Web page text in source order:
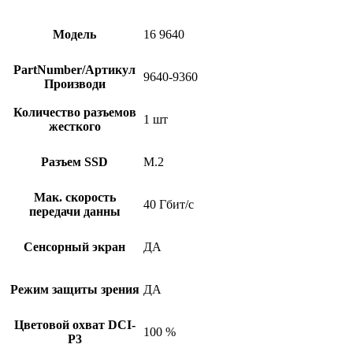
Модель 16 9640
PartNumber/Артикул
Производи
9640-9360
Количество разъемов
жесткого
1 шт
Разъем SSD M.2
Мак. скорость
передачи данны
40 Гбит/с
Сенсорный экран ДА
Режим защиты зрения ДА
Цветовой охват DCI-
P3
100 %